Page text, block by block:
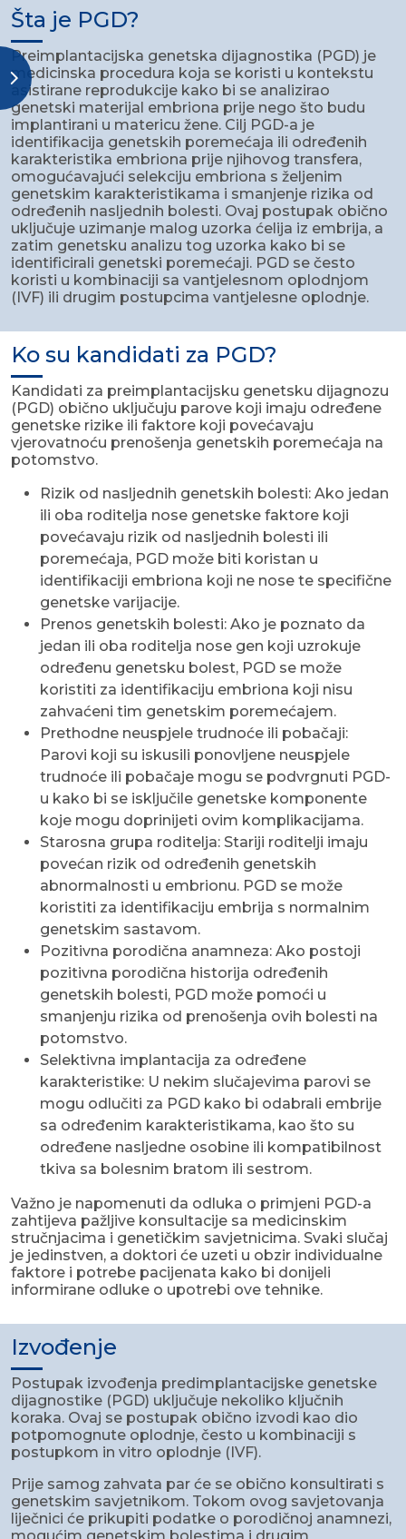
Šta je PGD?
Preimplantacijska genetska dijagnostika (PGD) je
medicinska procedura koja se koristi u kontekstu
asistirane reprodukcije kako bi se analizirao
genetski materijal embriona prije nego što budu
implantirani u matericu žene. Cilj PGD-a je
identifikacija genetskih poremećaja ili određenih
karakteristika embriona prije njihovog transfera,
omogućavajući selekciju embriona s željenim
genetskim karakteristikama i smanjenje rizika od
određenih nasljednih bolesti. Ovaj postupak obično
uključuje uzimanje malog uzorka ćelija iz embrija, a
zatim genetsku analizu tog uzorka kako bi se
identificirali genetski poremećaji. PGD ​​se često
koristi u kombinaciji sa vantjelesnom oplodnjom
(IVF) ili drugim postupcima vantjelesne oplodnje.
Ko su kandidati za PGD?
Kandidati za preimplantacijsku genetsku dijagnozu
(PGD) obično uključuju parove koji imaju određene
genetske rizike ili faktore koji povećavaju
vjerovatnoću prenošenja genetskih poremećaja na
potomstvo.
Rizik od nasljednih genetskih bolesti: Ako jedan
ili oba roditelja nose genetske faktore koji
povećavaju rizik od nasljednih bolesti ili
poremećaja, PGD može biti koristan u
identifikaciji embriona koji ne nose te specifične
genetske varijacije.
Prenos genetskih bolesti: Ako je poznato da
jedan ili oba roditelja nose gen koji uzrokuje
određenu genetsku bolest, PGD se može
koristiti za identifikaciju embriona koji nisu
zahvaćeni tim genetskim poremećajem.
Prethodne neuspjele trudnoće ili pobačaji:
Parovi koji su iskusili ponovljene neuspjele
trudnoće ili pobačaje mogu se podvrgnuti PGD-
u kako bi se isključile genetske komponente
koje mogu doprinijeti ovim komplikacijama.
Starosna grupa roditelja: Stariji roditelji imaju
povećan rizik od određenih genetskih
abnormalnosti u embrionu. PGD ​​se može
koristiti za identifikaciju embrija s normalnim
genetskim sastavom.
Pozitivna porodična anamneza: Ako postoji
pozitivna porodična historija određenih
genetskih bolesti, PGD može pomoći u
smanjenju rizika od prenošenja ovih bolesti na
potomstvo.
Selektivna implantacija za određene
karakteristike: U nekim slučajevima parovi se
mogu odlučiti za PGD kako bi odabrali embrije
sa određenim karakteristikama, kao što su
određene nasljedne osobine ili kompatibilnost
tkiva sa bolesnim bratom ili sestrom.
Važno je napomenuti da odluka o primjeni PGD-a
zahtijeva pažljive konsultacije sa medicinskim
stručnjacima i genetičkim savjetnicima. Svaki slučaj
je jedinstven, a doktori će uzeti u obzir individualne
faktore i potrebe pacijenata kako bi donijeli
informirane odluke o upotrebi ove tehnike.
Izvođenje
Postupak izvođenja predimplantacijske genetske
dijagnostike (PGD) uključuje nekoliko ključnih
koraka. Ovaj se postupak obično izvodi kao dio
potpomognute oplodnje, često u kombinaciji s
postupkom in vitro oplodnje (IVF).
Prije samog zahvata par će se obično konsultirati s
genetskim savjetnikom. Tokom ovog savjetovanja
liječnici će prikupiti podatke o porodičnoj anamnezi,